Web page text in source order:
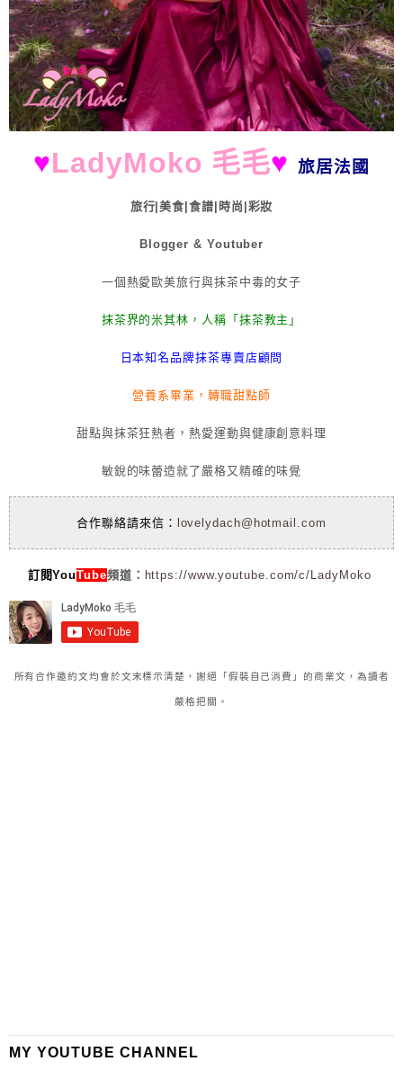
♥LadyMoko 毛毛♥ 旅居法國
旅行|美食|食譜|時尚|彩妝
Blogger & Youtuber
一個熱愛歐美旅行與抹茶中毒的女子
抹茶界的米其林，人稱「抹茶教主」
日本知名品牌抹茶專賣店顧問
營養系畢業，轉職甜點師
甜點與抹茶狂熱者，熱愛運動與健康創意料理
敏銳的味蕾造就了嚴格又精確的味覺
合作聯絡請來信： lovelydach@hotmail.com
訂閱YouTube頻道： https://www.youtube.com/c/LadyMoko
所有合作邀約文均會於文末標示清楚，謝絕「假裝自己消費」的商業文，為讀者
嚴格把關。
MY YOUTUBE CHANNEL